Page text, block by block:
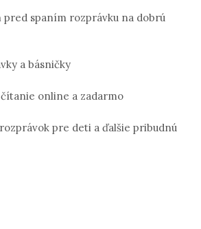
spaním rozprávku na dobrú
a básničky
online a zadarmo
pre deti a ďalšie pribudnú